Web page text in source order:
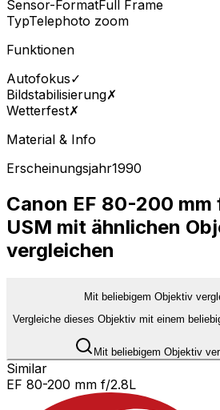
Sensor-FormatFull Frame
TypTelephoto zoom
Funktionen
Autofokus✓
Bildstabilisierung✗
Wetterfest✗
Material & Info
Erscheinungsjahr1990
Canon EF 80-200
USM mit ähnlichen
vergleichen
Mit beliebigem Objektiv
Vergleiche dieses Objektiv mit einem
Mit beliebigem Objektiv
Similar
EF 80-200 mm f/2.8L